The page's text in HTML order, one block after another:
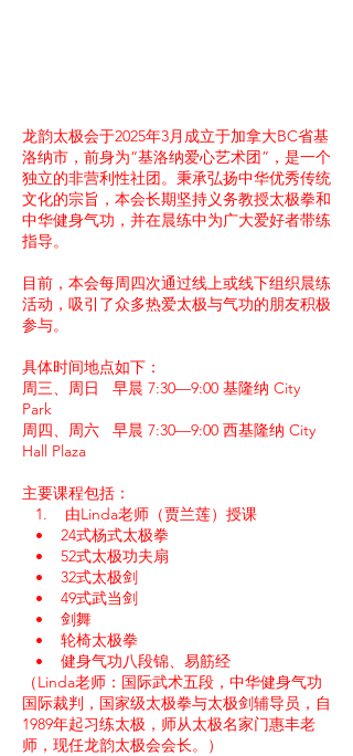
龙韵太极会于2025年3月成立于加拿大BC省基
洛纳市，前身为“基洛纳爱心艺术团”，是一个
独立的非营利性社团。秉承弘扬中华优秀传统
文化的宗旨，本会长期坚持义务教授太极拳和
中华健身气功，并在晨练中为广大爱好者带练
指导。
目前，本会每周四次通过线上或线下组织晨练
活动，吸引了众多热爱太极与气功的朋友积极
参与。
具体时间地点如下：
周三、周日 早晨 7:30—9:00 基隆纳 City
Park
周四、周六 早晨 7:30—9:00 西基隆纳 City
Hall Plaza
主要课程包括：
1. 由Linda老师（贾兰莲）授课
• 24式杨式太极拳
• 52式太极功夫扇
• 32式太极剑
• 49式武当剑
• 剑舞
• 轮椅太极拳
• 健身气功八段锦、易筋经
（Linda老师：国际武术五段，中华健身气功
国际裁判，国家级太极拳与太极剑辅导员，自
1989年起习练太极，师从太极名家门惠丰老
师，现任龙韵太极会会长。）